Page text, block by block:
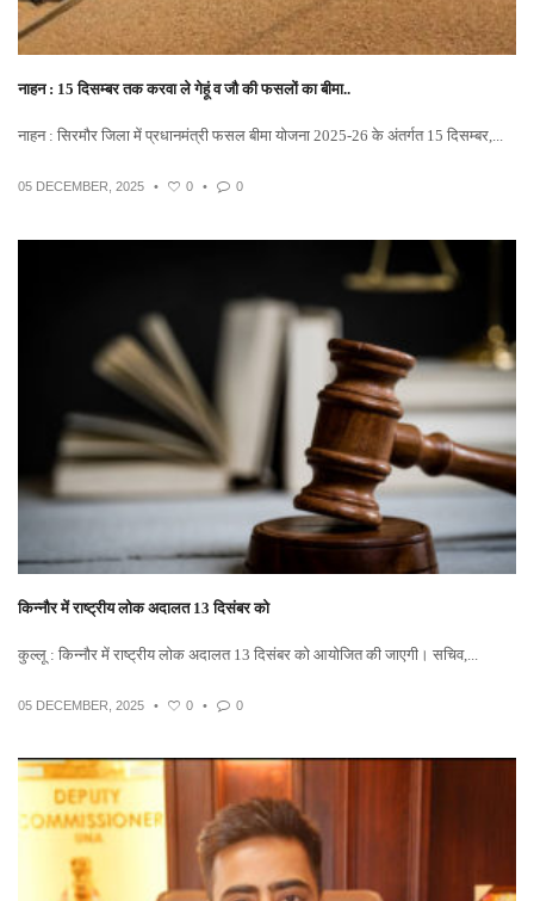
नाहन : 15 दिसम्बर तक करवा ले गेहूं व जौ की फसलों का बीमा..
नाहन : सिरमौर जिला में प्रधानमंत्री फसल बीमा योजना 2025-26 के अंतर्गत 15 दिसम्बर,...
05 DECEMBER, 2025 • 0 • 0
किन्नौर में राष्ट्रीय लोक अदालत 13 दिसंबर को
कुल्लू : किन्नौर में राष्ट्रीय लोक अदालत 13 दिसंबर को आयोजित की जाएगी। सचिव,...
05 DECEMBER, 2025 • 0 • 0